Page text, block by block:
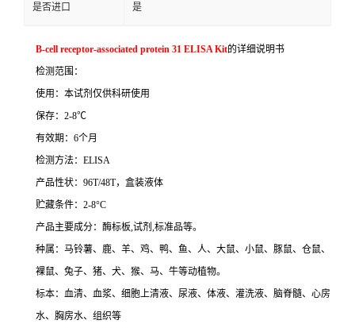
是否进口 是
B-cell receptor-associated protein 31 ELISA Kit的详细说明书
检测范围：
使用：本试剂仅供科研使用
保存： 2-8℃
有效期： 6个月
检测方法： ELISA
产品性状： 96T/48T，盒装液体
贮藏条件： 2-8°C
产品主要成分：酶标板,试剂 ,标准品等。
种属：马铃薯、鹿、羊、鸡、鸭、鱼、人、大鼠、小鼠、豚鼠、仓鼠、
裸鼠、兔子、猪、犬、猴、马、牛等动植物。
标本：血清、血浆、细胞上清液、尿液、体液、灌洗液、脑脊髓、心房
水、胸房水、组织等